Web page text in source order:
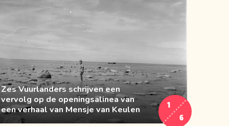
Zes Vuurlanders schrijven een
vervolg op de openingsalinea van
een verhaal van Mensje van Keulen
1
6